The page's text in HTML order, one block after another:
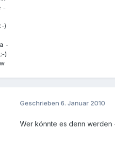
-
)
-
)
Geschrieben 6. Januar 2010
Wer könnte es denn werden